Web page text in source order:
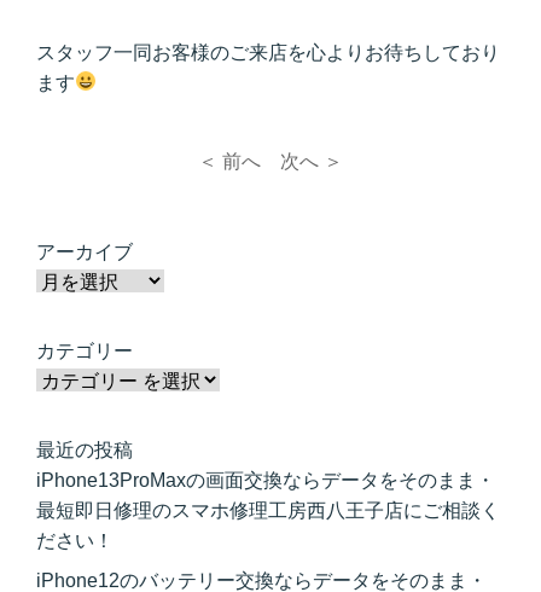
スタッフ一同お客様のご来店を心よりお待ちしており
ます
＜ 前へ 次へ ＞
アーカイブ
カテゴリー
最近の投稿
iPhone13ProMaxの画面交換ならデータをそのまま・
最短即日修理のスマホ修理工房西八王子店にご相談く
ださい！
iPhone12のバッテリー交換ならデータをそのまま・